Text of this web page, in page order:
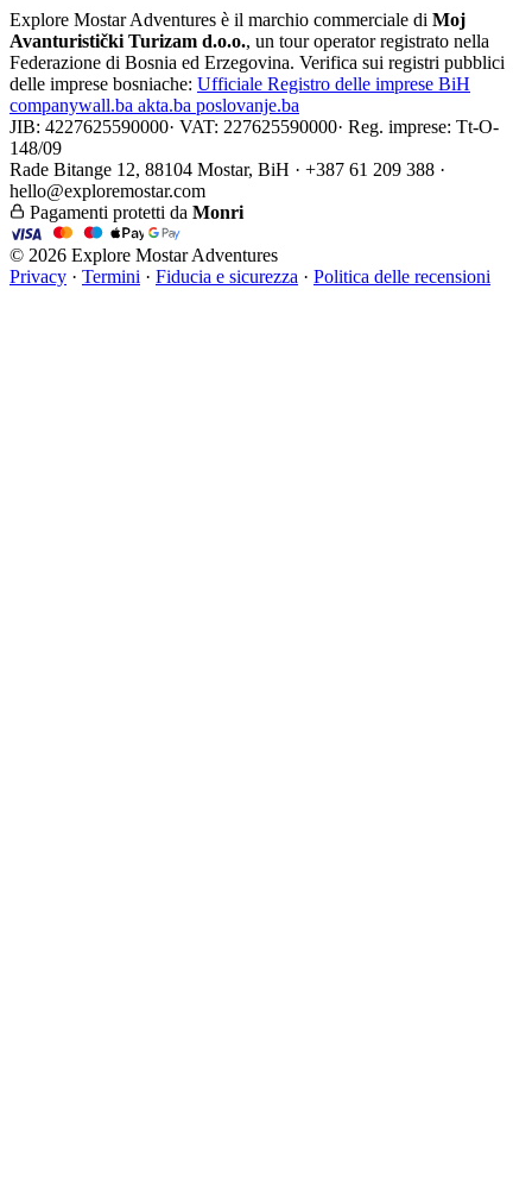
Explore Mostar Adventures è il marchio commerciale di Moj
Avanturistički Turizam d.o.o., un tour operator registrato nella
Federazione di Bosnia ed Erzegovina. Verifica sui registri pubblici
delle imprese bosniache: Ufficiale Registro delle imprese BiH
companywall.ba akta.ba poslovanje.ba
JIB: 4227625590000· VAT: 227625590000· Reg. imprese: Tt-O-
148/09
Rade Bitange 12, 88104 Mostar, BiH · +387 61 209 388 ·
hello@exploremostar.com
Pagamenti protetti da Monri
© 2026 Explore Mostar Adventures
Privacy · Termini · Fiducia e sicurezza · Politica delle recensioni